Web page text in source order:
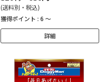
(送料別・税込)
獲得ポイント : 6 ～
詳細